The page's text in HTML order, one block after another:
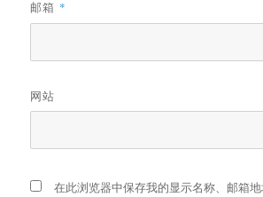
邮箱 *
网站
在此浏览器中保存我的显示名称、邮箱